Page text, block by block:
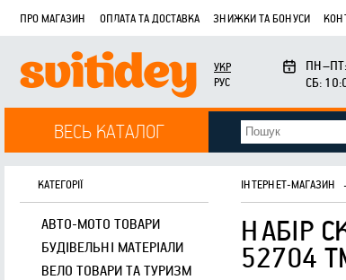
ПРО МАГАЗИН ОПЛАТА ТА ДОСТАВКА ЗНИЖКИ ТА БОНУСИ
УКР
РУС
СБ:
ВЕСЬ КАТАЛОГ
КАТЕГОРІЇ
АВТО-МОТО ТОВАРИ
БУДІВЕЛЬНІ МАТЕРІАЛИ
ВЕЛО ТОВАРИ ТА ТУРИЗМ
ІНТЕРНЕТ-МАГАЗИН
НАБІР
52704